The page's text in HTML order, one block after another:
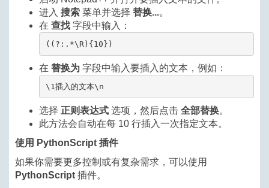
进入 搜索 菜单并选择 替换...。
在 查找 字段中输入：
((?:.*\R){10})
在 替换为 字段中输入要插入的文本，例如：
\1插入的文本\n
选择 正则表达式 选项，然后点击 全部替换。
此方法会自动在每 10 行插入一次指定文本。
使用 PythonScript 插件
如果你需要更多控制或有复杂需求，可以使用
PythonScript 插件。